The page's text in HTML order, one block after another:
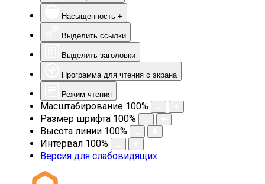
Насыщенность +
Выделить ссылки
Выделить заголовки
Программа для чтения с экрана
Режим чтения
Масштабирование 100%
Размер шрифта 100%
Высота линии 100%
Интервал 100%
Версия для слабовидящих